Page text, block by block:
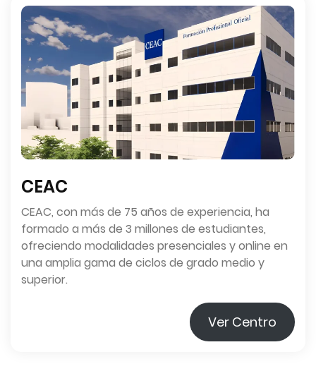
CEAC
CEAC, con más de 75 años de experiencia, ha
formado a más de 3 millones de estudiantes,
ofreciendo modalidades presenciales y online en
una amplia gama de ciclos de grado medio y
superior.
Ver Centro